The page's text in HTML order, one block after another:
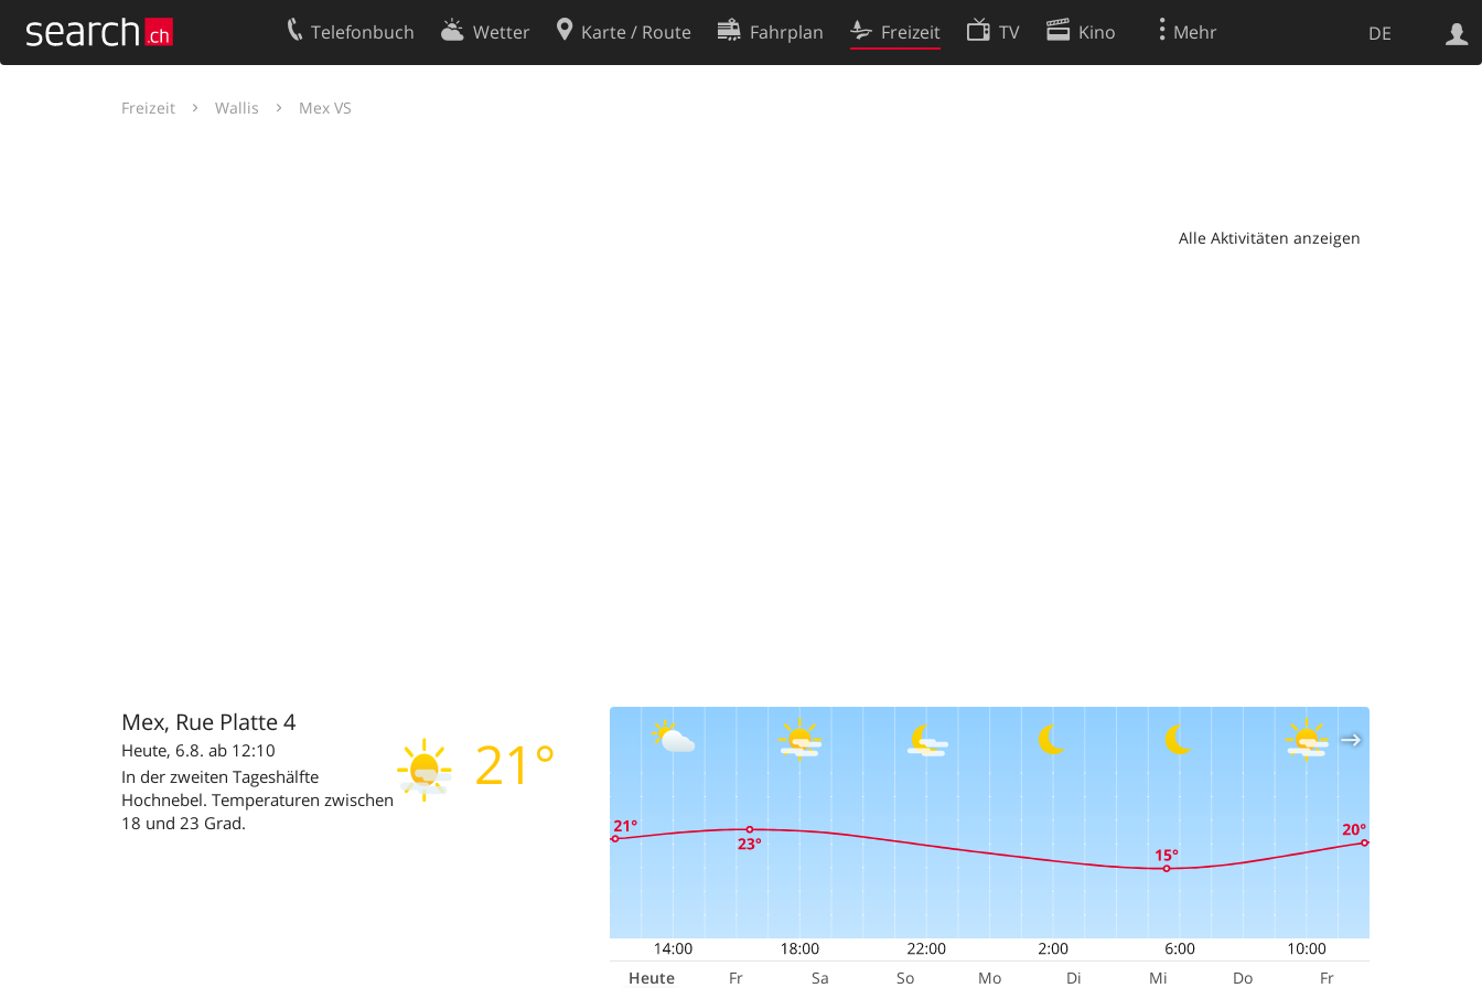
DE
Telefonbuch Wetter Karte / Route Fahrplan Freizeit TV Kino Mehr
Freizeit Wallis Mex VS
Alle Aktivitäten anzeigen
Mex, Rue Platte 4
21°
Heute, 6.8. ab 12:10
In der zweiten Tageshälfte
Hochnebel. Temperaturen zwischen
18 und 23 Grad.
Heute Fr Sa So Mo Di Mi Do Fr